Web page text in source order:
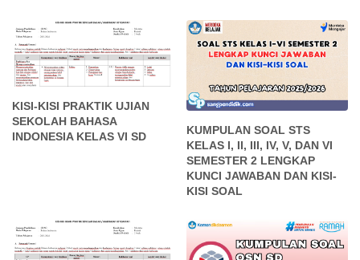
KISI-KISI PRAKTIK UJIAN
SEKOLAH BAHASA
INDONESIA KELAS VI SD
KUMPULAN SOAL STS
KELAS I, II, III, IV, V, DAN VI
SEMESTER 2 LENGKAP
KUNCI JAWABAN DAN KISI-
KISI SOAL